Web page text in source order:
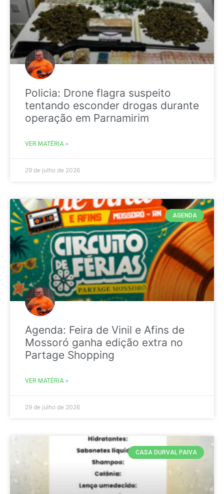
Policia: Drone flagra suspeito
tentando esconder drogas durante
operação em Parnamirim
VER MATÉRIA »
29 de julho de 2026
AGENDA
Agenda: Feira de Vinil e Afins de
Mossoró ganha edição extra no
Partage Shopping
VER MATÉRIA »
29 de julho de 2026
CASA DURVAL PAIVA